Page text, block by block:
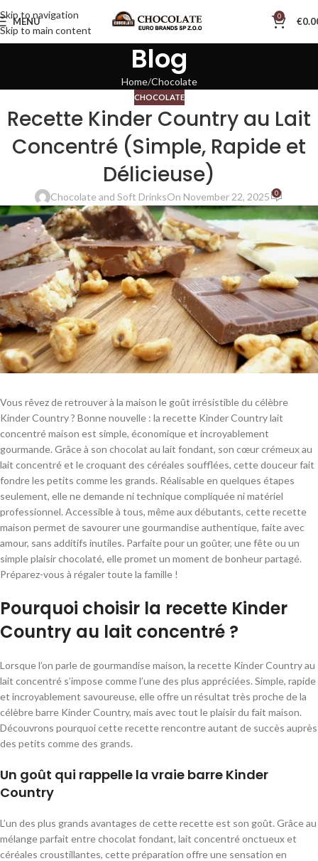
Skip to navigation
Skip to main content
MENU 0 €
Blog
Home Chocolate
CHOCOLATE
Recette Kinder Country au Lait
Concentré (Simple, Rapide et
Délicieuse)
Chocolate and Soft DrinksOn November 22, 2025 0
Vous rêvez de retrouver à la maison le goût irrésistible du célèbre
Kinder Country ? Bonne nouvelle : la recette Kinder Country lait
concentré maison est simple, économique et incroyablement
gourmande. Grâce à son chocolat au lait fondant, son cœur crémeux au
lait concentré et le croquant des céréales soufflées, cette douceur fait
fondre les petits comme les grands. Réalisable en quelques étapes
seulement, elle ne demande ni technique compliquée ni matériel
professionnel. Accessible à tous, même aux débutants, cette recette
maison permet de savourer une gourmandise authentique, faite avec
amour, sans additifs inutiles. Parfaite pour un goûter, une fête ou un
simple plaisir chocolaté, elle promet un moment de bonheur partagé.
Préparez-vous à régaler toute la famille !
Pourquoi choisir la recette Kinder
Country au lait concentré ?
Lorsque l’on parle de gourmandise maison, la recette Kinder Country au
lait concentré s’impose comme l’une des plus appréciées. Simple, rapide
et incroyablement savoureuse, elle offre un résultat très proche de la
célèbre barre Kinder Country, mais avec tout le plaisir du fait maison.
Découvrons pourquoi cette recette rencontre autant de succès auprès
des petits comme des grands.
Un goût qui rappelle la vraie barre Kinder
Country
L’un des plus grands avantages de cette recette est son goût. Grâce au
mélange parfait entre chocolat fondant, lait concentré onctueux et
céréales croustillantes, cette préparation offre une sensation en